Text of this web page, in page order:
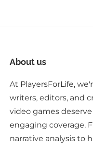
About us
At PlayersForLife,
writers, editors, and
video games
engaging coverage.
narrative analysis to